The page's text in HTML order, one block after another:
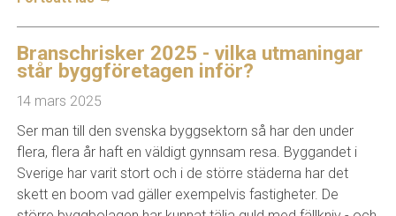
Branschrisker 2025 - vilka utmaningar
står byggföretagen inför?
14 mars 2025
Ser man till den svenska byggsektorn så har den under
flera, flera år haft en väldigt gynnsam resa. Byggandet i
Sverige har varit stort och i de större städerna har det
skett en boom vad gäller exempelvis fastigheter. De